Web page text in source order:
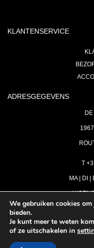
KLANTENSERVICE
ADRESGEGEVENS
T
MA | DI
We gebruiken cookies
bieden.
Je kunt meer te weten
of ze uitschakelen in